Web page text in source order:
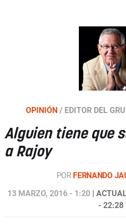
OPINIÓN / EDITOR DEL
Alguien tiene que
a Rajoy
POR FERNANDO
13 MARZO, 2016 - 1:20|
- 22:28